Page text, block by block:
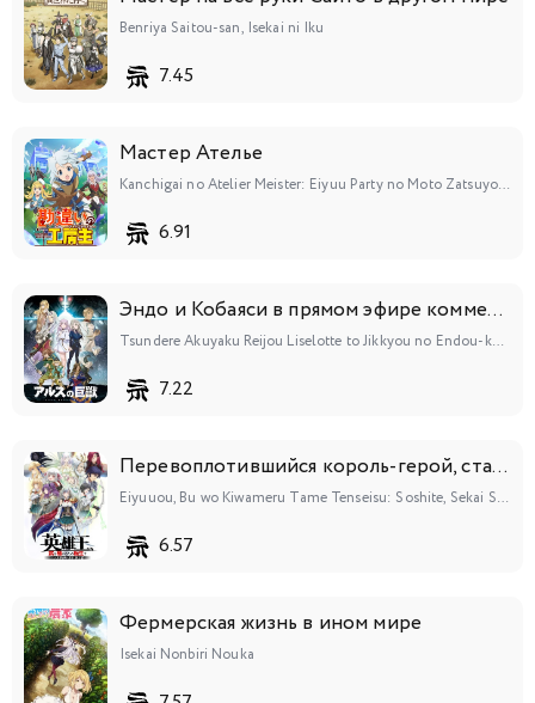
Benriya Saitou-san, Isekai ni Iku
7.45
Мастер Ателье
Kanchigai no Atelier Meister: Eiyuu Party no Moto Zatsuyougakari ga, Jitsu wa Sentou Igai ga SSS Rank Datta to Iu Yoku Aru Hanashi
6.91
Эндо и Кобаяси в прямом эфире комментируют злодейку
Tsundere Akuyaku Reijou Liselotte to Jikkyou no Endou-kun to Kaisetsu no Kobayashi-san
7.22
Перевоплотившийся король-герой, ставший самой сильной ученицей рыцаря
Eiyuuou, Bu wo Kiwameru Tame Tenseisu: Soshite, Sekai Saikyou no Minarai Kishi♀
6.57
Фермерская жизнь в ином мире
Isekai Nonbiri Nouka